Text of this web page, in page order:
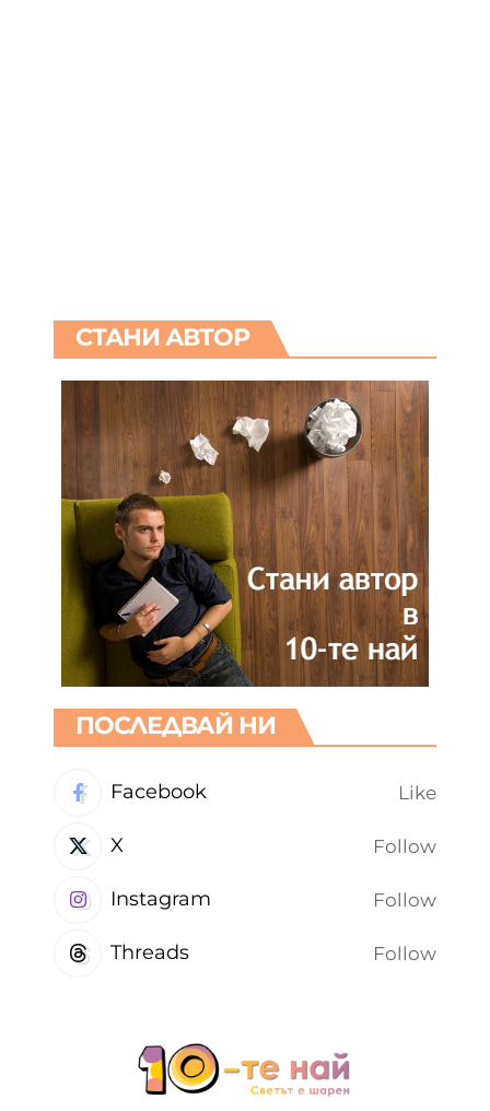
СТАНИ АВТОР
ПОСЛЕДВАЙ НИ
Facebook Like
X Follow
Instagram Follow
Threads Follow